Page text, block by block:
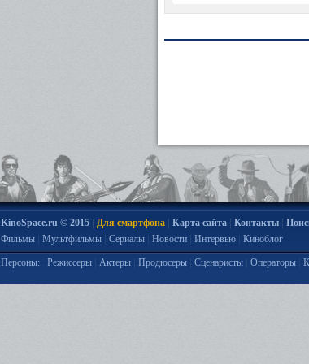
KinoSpace.ru © 2015| Для смартфона| Карта сайта| Контакты|
Фильмы| Мультфильмы| Сериалы| Новости| Интервью| Киноблог
Персоны: Режиссеры| Актеры| Продюсеры| Сценаристы| Операторы|